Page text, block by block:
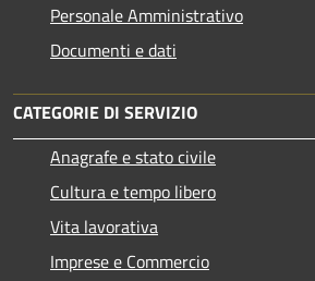
Personale Amministrativo
Documenti e dati
CATEGORIE DI SERVIZIO
Anagrafe e stato civile
Cultura e tempo libero
Vita lavorativa
Imprese e Commercio